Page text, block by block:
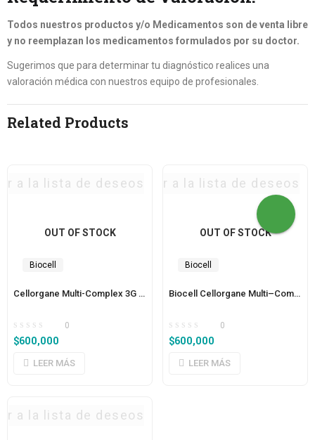
Todos nuestros productos y/o Medicamentos son de venta libre
y no reemplazan los medicamentos formulados por su doctor.
Sugerimos que para determinar tu diagnóstico realices una
valoración médica con nuestros equipo de profesionales.
Related Products
OUT OF STOCK
Biocell
a la lista de deseos
Cellorgane Multi-Complex 3G Formula 6 Pulmones (este producto se reemplaza por la formula 9)
0
$600,000
LEER MÁS
OUT OF STOCK
Biocell
Agregar a la lista de deseos
Biocell Cellorgane Multi–Complex Mujer
0
$600,000
LEER MÁS
a la lista de deseos